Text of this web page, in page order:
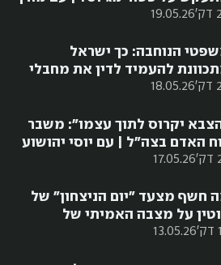
19.05.26
18.05.26
הנוחבה: כך ישראל
להעמיד לדין את מחבלי
17.05.26
יקרוס לתוך עצמו": משבר
האדם בצה"ל | עם יוסי יהושוע
13.05.26
חשף מצעד "יום הניצחון" של
על מצבה האמיתי של